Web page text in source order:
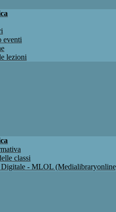
eventi
lezioni
classi
- MLOL